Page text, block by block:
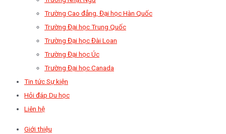
Trường Cao đẳng, Đại học Hàn Quốc
Trường Đại học Trung Quốc
Trường Đại học Đài Loan
Trường Đại học Úc
Trường Đại học Canada
Tin tức Sự kiện
Hỏi đáp Du học
Liên hệ
Giới thiệu